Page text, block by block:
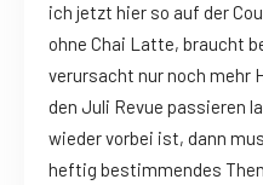
ich jetzt hier so auf der
ohne Chai Latte, braucht
verursacht nur noch mehr
den Juli Revue passieren
wieder vorbei ist, dann
heftig bestimmendes